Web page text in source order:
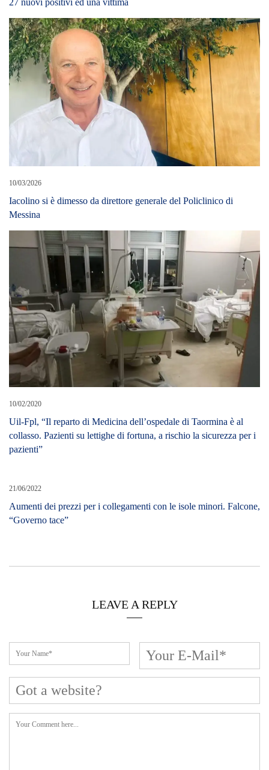
27 nuovi positivi ed una vittima
10/03/2026
Iacolino si è dimesso da direttore generale del Policlinico di
Messina
10/02/2020
Uil-Fpl, “Il reparto di Medicina dell’ospedale di Taormina è al
collasso. Pazienti su lettighe di fortuna, a rischio la sicurezza per i
pazienti”
21/06/2022
Aumenti dei prezzi per i collegamenti con le isole minori. Falcone,
“Governo tace”
LEAVE A REPLY